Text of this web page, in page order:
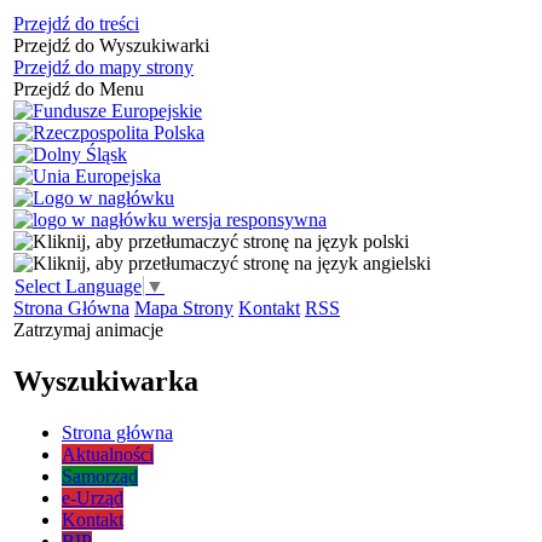
Przejdź do treści
Przejdź do Wyszukiwarki
Przejdź do mapy strony
Przejdź do Menu
Select Language ▼
Strona Główna Mapa Strony Kontakt RSS
Zatrzymaj animacje
Wyszukiwarka
Strona główna
Aktualności
Samorząd
e-Urząd
Kontakt